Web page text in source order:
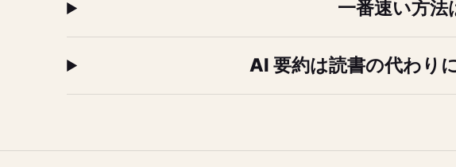
一番速い方法
AI 要約は読書の代わり